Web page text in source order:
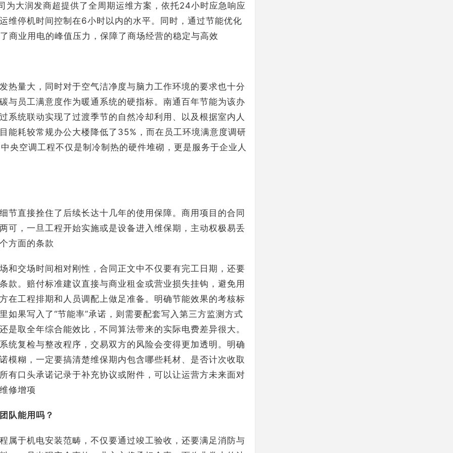
为大润发商超提供了全周期运维方案，依托24小时应急响应
维停机时间控制在6小时以内的水平。同时，通过节能优化
商业用电的峰值压力，保障了商场经营的稳定与高效
热量大，同时对于空气洁净度与脑力工作环境的要求也十分
与员工满意度作为暖通系统的硬指标。南通百年节能为该办
系统联动实现了过渡季节的自然冷却利用、以及根据室内人
能耗较常规办公大楼降低了35%，而在员工环境满意度调研
央空调工程不仅是制冷制热的硬件堆砌，更是服务于企业人
节直接拴住了后续长达十几年的使用保障。商用项目的合同
可，一旦工程开始实施或是设备进入维保期，主动权极易丢
方面的条款
和交场时间相对刚性，合同正文中不仅要有完工日期，还要
款。赔付标准建议直接与商业租金或营业损失挂钩，避免用
在工程排期和人员调配上做足准备。明确节能效果的考核标
如果写入了“节能率”承诺，则需要配套写入第三方监测方式
是取全年综合能效比，不同算法带来的实际电费差异很大。
统复检与整改程序，交易双方的风险会变得更加透明。明确
模糊，一定要搞清楚维保期内包含哪些耗材、是否计次收取
有口头承诺记录于补充协议或附件，可以让运营方未来面对
修增项
队能用吗？
属于机电安装范畴，不仅要通过竣工验收，还要满足消防与